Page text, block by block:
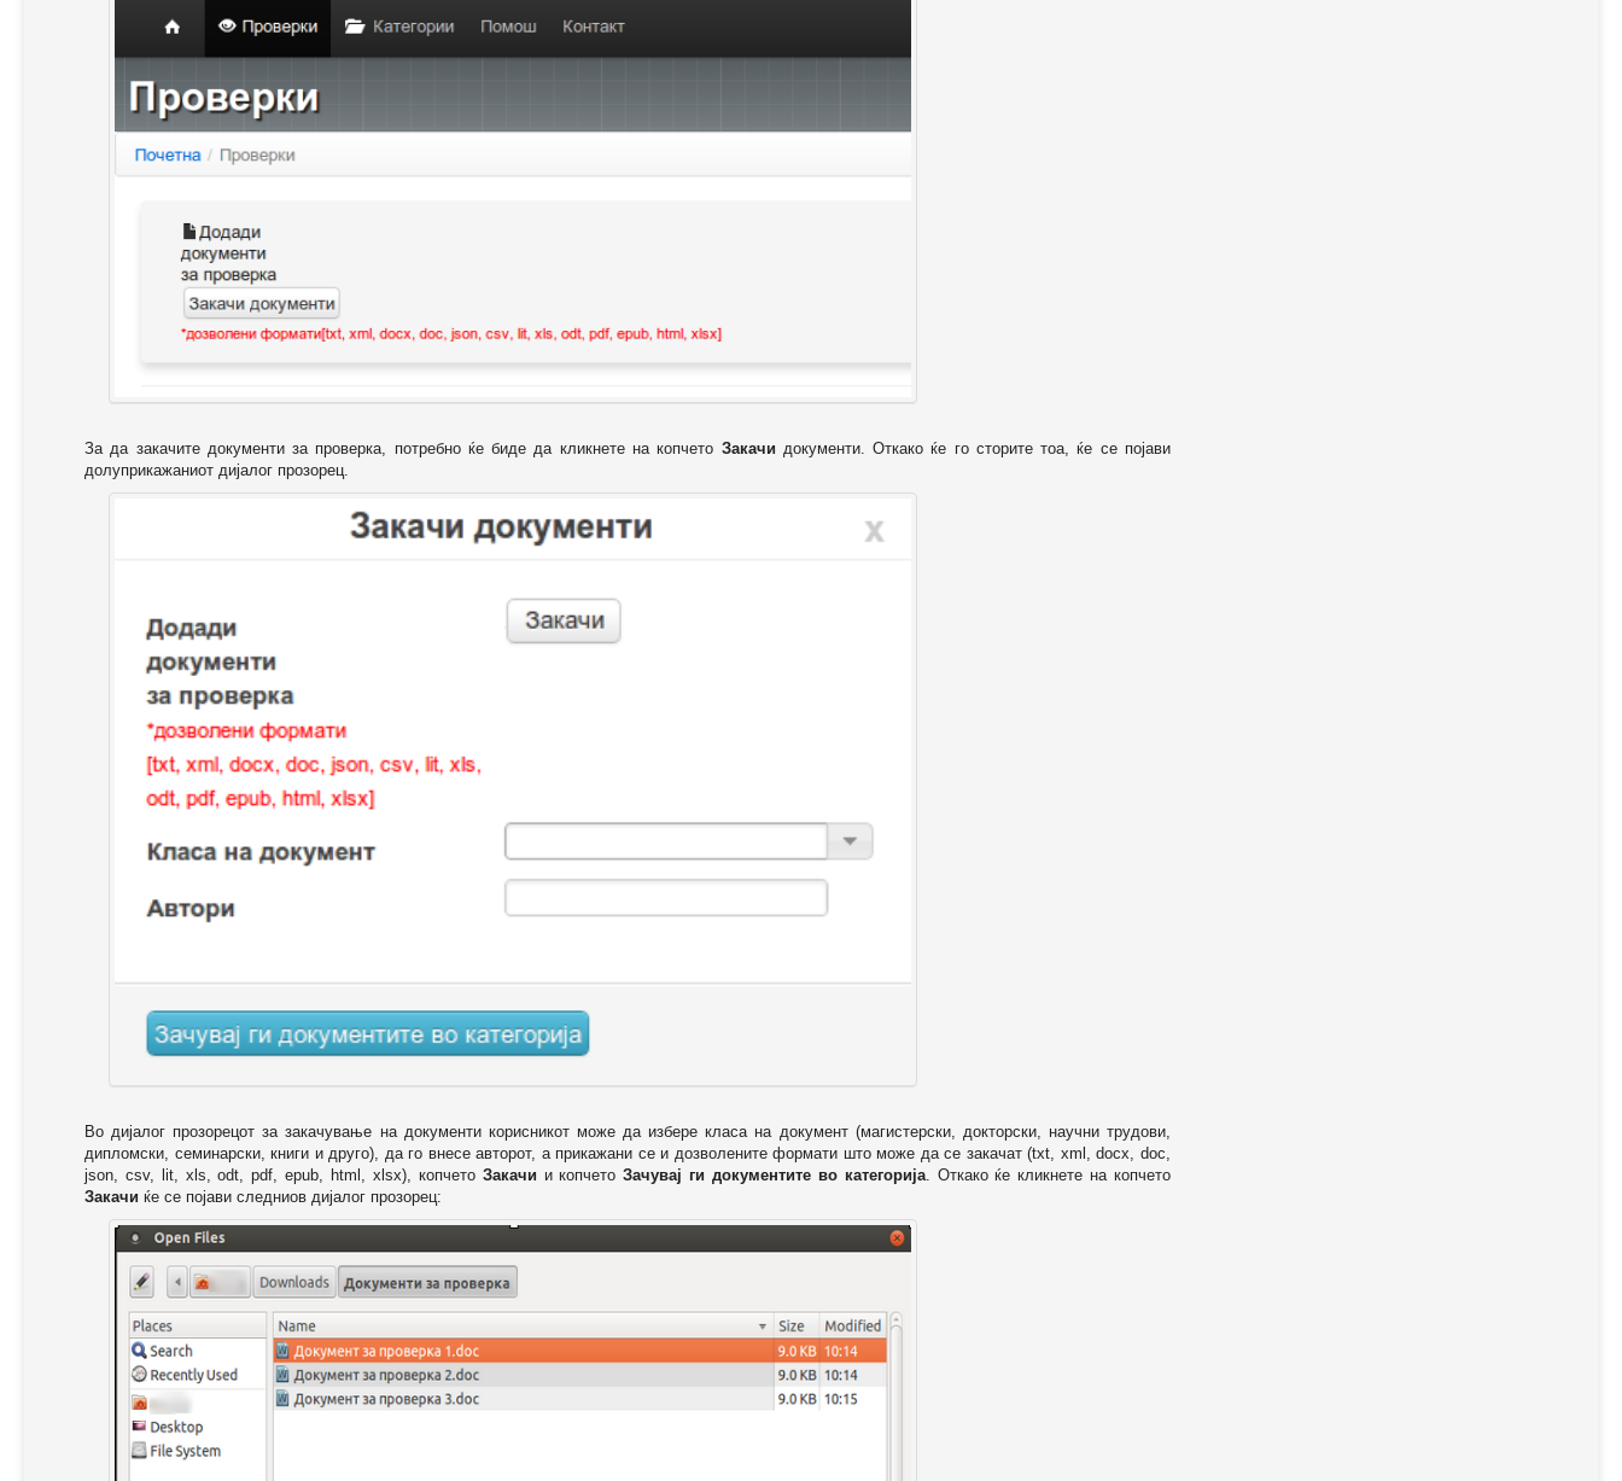
За да закачите документи за проверка, потребно ќе биде да кликнете на копчето Закачи документи. Откако ќе го сторите тоа, ќе се појави
долуприкажаниот дијалог прозорец.
Во дијалог прозорецот за закачување на документи корисникот може да избере класа на документ (магистерски, докторски, научни трудови,
дипломски, семинарски, книги и друго), да го внесе авторот, а прикажани се и дозволените формати што може да се закачат (txt, xml, docx, doc,
json, csv, lit, xls, odt, pdf, epub, html, xlsx), копчето Закачи и копчетоЗачувај ги документите во категорија. Откако ќе кликнете на копчето
Закачи ќе се појави следниов дијалог прозорец: